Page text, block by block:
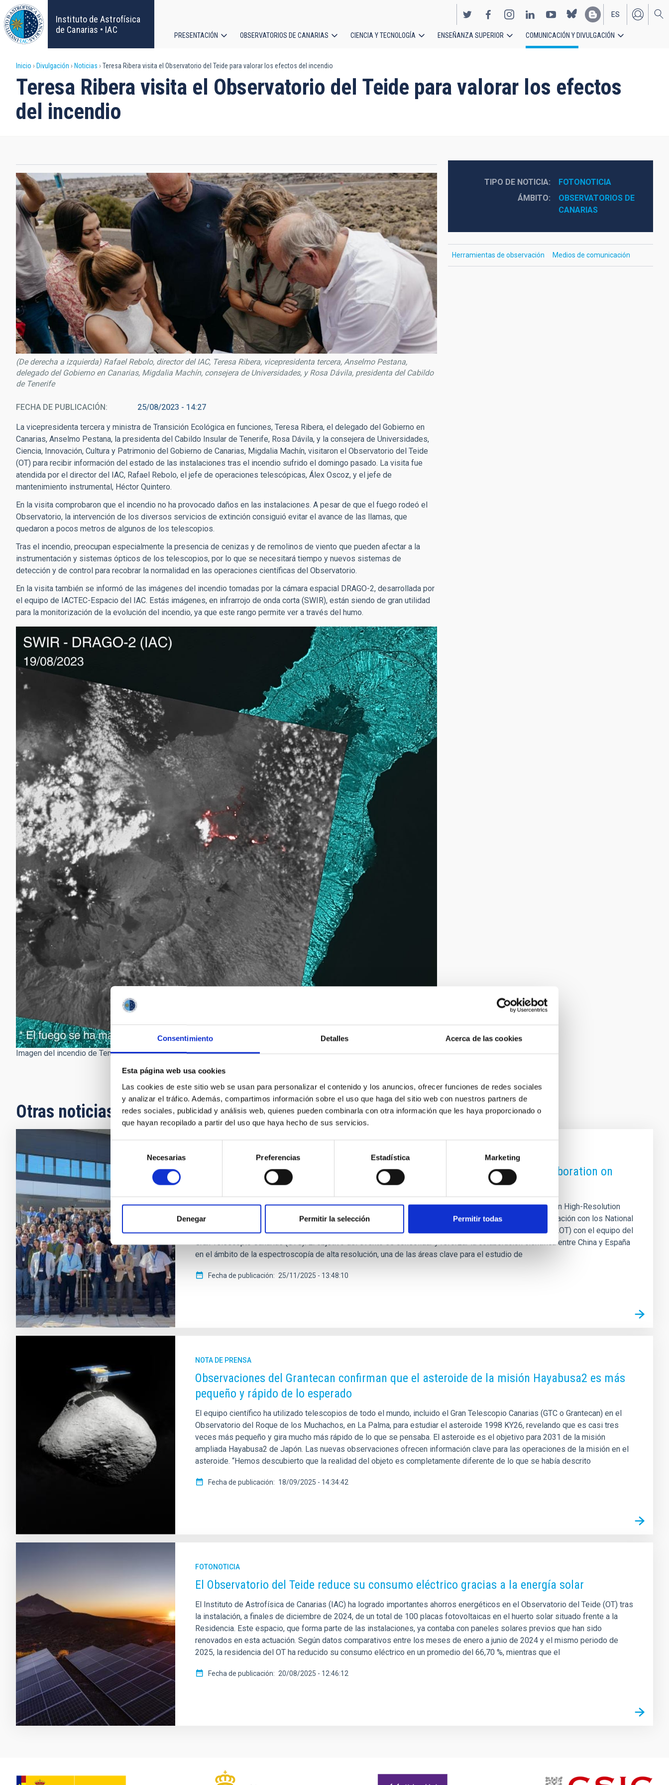
Consentimiento Detalles Acerca de las cookies
Esta página web usa cookies
Las cookies de este sitio web se usan para personalizar el contenido y los anuncios, ofrecer funciones de redes sociales
y analizar el tráfico. Además, compartimos información sobre el uso que haga del sitio web con nuestros partners de
redes sociales, publicidad y análisis web, quienes pueden combinarla con otra información que les haya proporcionado o
que hayan recopilado a partir del uso que haya hecho de sus servicios.
consentimiento
Necesarias Preferencias Estadística Marketing
Denegar Permitir la selección Permitir todas
Pasar
al
contenido
principal
Instituto de Astrofísica
de Canarias • IAC
EN
ES
principal
PRESENTACIÓN OBSERVATORIOS DE CANARIAS CIENCIA Y TECNOLOGÍA ENSEÑANZA SUPERIOR COMUNICACIÓN Y DIVULGACIÓN
Sobrescribir
enlaces
de
a
la
navegación
Inicio Divulgación Noticias Teresa Ribera visita el Observatorio del Teide para valorar los efectos del incendio
Teresa Ribera visita el Observatorio del Teide para valorar los efectos
del incendio
(De derecha a izquierda) Rafael Rebolo, director del IAC, Teresa Ribera, vicepresidenta tercera, Anselmo Pestana,
delegado del Gobierno en Canarias, Migdalia Machín, consejera de Universidades, y Rosa Dávila, presidenta del Cabildo
de Tenerife
FECHA DE PUBLICACIÓN 25/08/2023 - 14:27
La vicepresidenta tercera y ministra de Transición Ecológica en funciones, Teresa Ribera, el delegado del Gobierno en
Canarias, Anselmo Pestana, la presidenta del Cabildo Insular de Tenerife, Rosa Dávila, y la consejera de Universidades,
Ciencia, Innovación, Cultura y Patrimonio del Gobierno de Canarias, Migdalia Machín, visitaron el Observatorio del Teide
(OT) para recibir información del estado de las instalaciones tras el incendio sufrido el domingo pasado. La visita fue
atendida por el director del IAC, Rafael Rebolo, el jefe de operaciones telescópicas, Álex Oscoz, y el jefe de
mantenimiento instrumental, Héctor Quintero.
En la visita comprobaron que el incendio no ha provocado daños en las instalaciones. A pesar de que el fuego rodeó el
Observatorio, la intervención de los diversos servicios de extinción consiguió evitar el avance de las llamas, que
quedaron a pocos metros de algunos de los telescopios.
Tras el incendio, preocupan especialmente la presencia de cenizas y de remolinos de viento que pueden afectar a la
instrumentación y sistemas ópticos de los telescopios, por lo que se necesitará tiempo y nuevos sistemas de
detección y de control para recobrar la normalidad en las operaciones científicas del Observatorio.
En la visita también se informó de las imágenes del incendio tomadas por la cámara espacial DRAGO-2, desarrollada por
el equipo de IACTEC-Espacio del IAC. Estás imágenes, en infrarrojo de onda corta (SWIR), están siendo de gran utilidad
para la monitorización de la evolución del incendio, ya que este rango permite ver a través del humo.
Imagen del incendio de Tenerife tomada por DRAGO-2 desde el espacio el 19 de agosto. Crédito: IACTEC-Espacio
TIPO DE NOTICIA
FOTONOTICIA
ÁMBITO
OBSERVATORIOS DE
CANARIAS
Herramientas de observación Medios de comunicación
Otras noticias relacionadas
El IAC acoge la conferencia internacional “China–Spain Astronomical Collaboration on
High-Resolution Spectroscopy 2025”
Personal investigador internacional participa en la conferencia China–Spain Astronomical Collaboration on High-Resolution
Spectroscopy 2025, un encuentro organizado por el Instituto de Astrofísica de Canarias (IAC) en colaboración con los National
Astronomical Observatories of China (NAOC), Nanjing Institute of Astronomical Optics & Technology (NIAOT) con el equipo del
Gran Telescopio Canarias (GTC). El objetivo del evento es consolidar y reforzar la colaboración científica entre China y España
en el ámbito de la espectroscopía de alta resolución, una de las áreas clave para el estudio de
Fecha de publicación 25/11/2025 - 13:48:10
NOTA DE PRENSA
Observaciones del Grantecan confirman que el asteroide de la misión Hayabusa2 es más
pequeño y rápido de lo esperado
El equipo científico ha utilizado telescopios de todo el mundo, incluido el Gran Telescopio Canarias (GTC o Grantecan) en el
Observatorio del Roque de los Muchachos, en La Palma, para estudiar el asteroide 1998 KY26, revelando que es casi tres
veces más pequeño y gira mucho más rápido de lo que se pensaba. El asteroide es el objetivo para 2031 de la misión
ampliada Hayabusa2 de Japón. Las nuevas observaciones ofrecen información clave para las operaciones de la misión en el
asteroide. “Hemos descubierto que la realidad del objeto es completamente diferente de lo que se había descrito
Fecha de publicación 18/09/2025 - 14:34:42
FOTONOTICIA
El Observatorio del Teide reduce su consumo eléctrico gracias a la energía solar
El Instituto de Astrofísica de Canarias (IAC) ha logrado importantes ahorros energéticos en el Observatorio del Teide (OT) tras
la instalación, a finales de diciembre de 2024, de un total de 100 placas fotovoltaicas en el huerto solar situado frente a la
Residencia. Este espacio, que forma parte de las instalaciones, ya contaba con paneles solares previos que han sido
renovados en esta actuación. Según datos comparativos entre los meses de enero a junio de 2024 y el mismo periodo de
2025, la residencia del OT ha reducido su consumo eléctrico en un promedio del 66,70 %, mientras que el
Fecha de publicación 20/08/2025 - 12:46:12